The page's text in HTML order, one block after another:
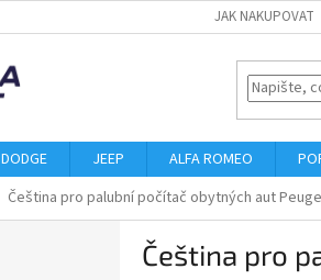
JAK NAKUPOVAT
DODGE JEEP ALFA ROMEO
Čeština pro palubní počítač obytných aut
Čeština pro